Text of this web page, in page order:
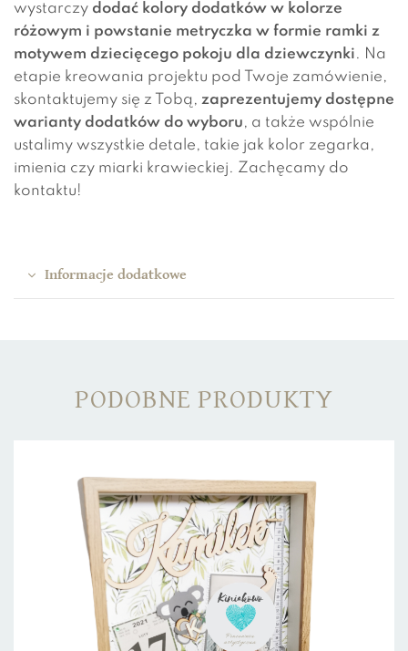
wystarczy dodać kolory dodatków w kolorze
różowym i powstanie metryczka w formie ramki z
motywem dziecięcego pokoju dla dziewczynki. Na
etapie kreowania projektu pod Twoje zamówienie,
skontaktujemy się z Tobą, zaprezentujemy dostępne
warianty dodatków do wyboru, a także wspólnie
ustalimy wszystkie detale, takie jak kolor zegarka,
imienia czy miarki krawieckiej. Zachęcamy do
kontaktu!
Informacje dodatkowe
PODOBNE PRODUKTY